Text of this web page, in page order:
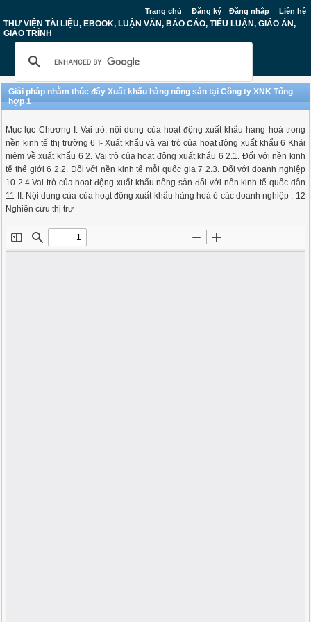
Trang chủ Đăng ký Đăng nhập Liên hệ
THƯ VIỆN TÀI LIỆU, EBOOK, LUẬN VĂN, BÁO CÁO, TIỂU LUẬN, GIÁO ÁN,
GIÁO TRÌNH
Giải pháp nhằm thúc đẩy Xuất khẩu hàng nông sản tại Công ty XNK Tổng
hợp 1
Mục lục Chương I: Vai trò, nội dung của hoạt động xuất khẩu hàng hoá trong
nền kinh tế thị trường 6 I- Xuất khẩu và vai trò của hoạt động xuất khẩu 6 Khái
niệm về xuất khẩu 6 2. Vai trò của hoạt động xuất khẩu 6 2.1. Đối với nền kinh
tế thế giới 6 2.2. Đối với nền kinh tế mỗi quốc gia 7 2.3. Đối với doanh nghiệp
10 2.4.Vai trò của hoạt động xuất khẩu nông sản đối với nền kinh tế quốc dân
11 II. Nội dung của của hoạt động xuất khẩu hàng hoá ỏ các doanh nghiệp . 12
Nghiên cứu thị trư